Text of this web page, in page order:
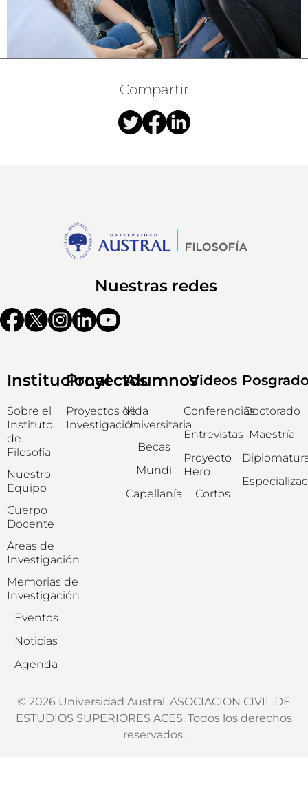
Compartir
Nuestras redes
Institucional
Sobre el
Instituto
de
Filosofía
Nuestro
Equipo
Cuerpo
Docente
Áreas de
Investigación
Memorias de
Investigación
Eventos
Noticias
Agenda
Proyectos
Proyectos de
Investigación
Alumnos
Vida
Universitaria
Becas
Mundi
Capellanía
Videos
Conferencias
Entrevistas
Proyecto
Hero
Cortos
Doctorado
Maestría
© 2026 Universidad Austral. ASOCIACION CIVIL DE
ESTUDIOS SUPERIORES ACES. Todos los derechos
reservados.